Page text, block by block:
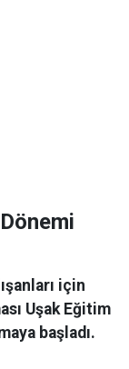
için
Uşak Eğitim
başladı.